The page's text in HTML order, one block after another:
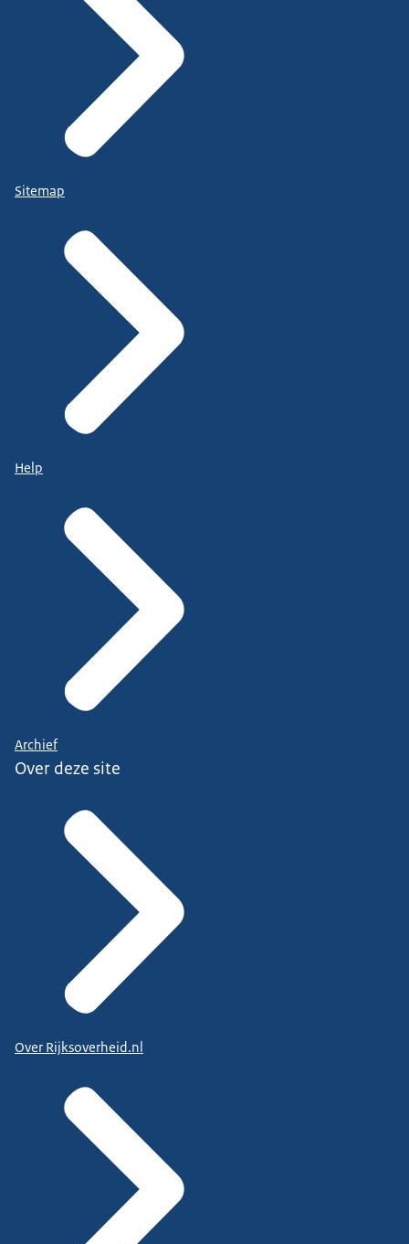
Sitemap
Help
Archief
Over deze site
Over Rijksoverheid.nl